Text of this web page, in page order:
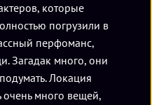
которые
погрузили в
перфоманс,
Загадак много, они
Локация
очень много вещей,